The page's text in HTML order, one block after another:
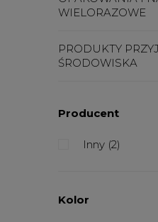
WIELORAZOWE
PRODUKTY
ŚRODOWISKA
Producent
Inny (2)
Kolor